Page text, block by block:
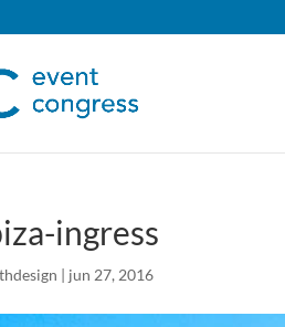
ingress
| jun 27, 2016